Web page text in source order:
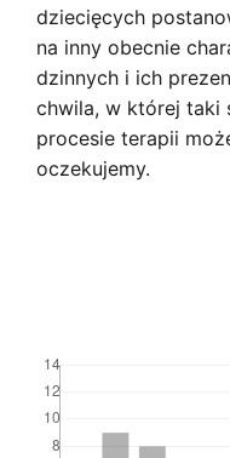
dziecięcych
na inny obecnie
dzinnych i ich
chwila, w której taki
procesie terapii
oczekujemy.